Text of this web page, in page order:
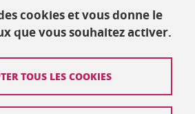
2023
cookies et vous donne le
que vous souhaitez activer.
TOUS LES COOKIES